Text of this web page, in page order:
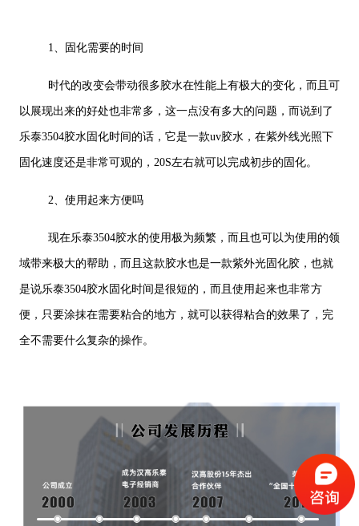
1、固化需要的时间
时代的改变会带动很多胶水在性能上有极大的变化，而且可
以展现出来的好处也非常多，这一点没有多大的问题，而说到了
乐泰3504胶水固化时间的话，它是一款uv胶水，在紫外线光照下
固化速度还是非常可观的，20S左右就可以完成初步的固化。
2、使用起来方便吗
现在乐泰3504胶水的使用极为频繁，而且也可以为使用的领
域带来极大的帮助，而且这款胶水也是一款紫外光固化胶，也就
是说乐泰3504胶水固化时间是很短的，而且使用起来也非常方
便，只要涂抹在需要粘合的地方，就可以获得粘合的效果了，完
全不需要什么复杂的操作。